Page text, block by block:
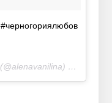
#черногориялюбов
(@alenavanilina) on